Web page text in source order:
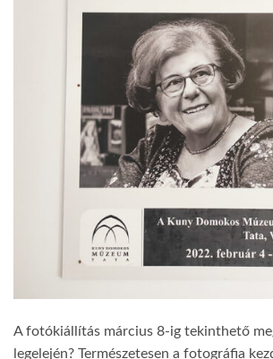
A fotókiállítás március 8-ig tekinthető
legelején? Természetesen a fotográfia